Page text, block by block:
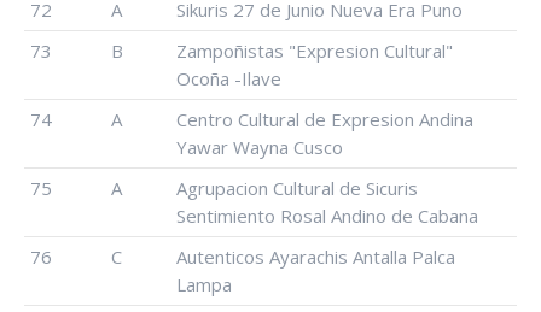
72
A
Sikuris 27 de Junio Nueva Era Puno
73
B
Zampoñistas "Expresion Cultural"
Ocoña -Ilave
74
A
Centro Cultural de Expresion Andina
Yawar Wayna Cusco
75
A
Agrupacion Cultural de Sicuris
Sentimiento Rosal Andino de Cabana
76
C
Autenticos Ayarachis Antalla Palca
Lampa